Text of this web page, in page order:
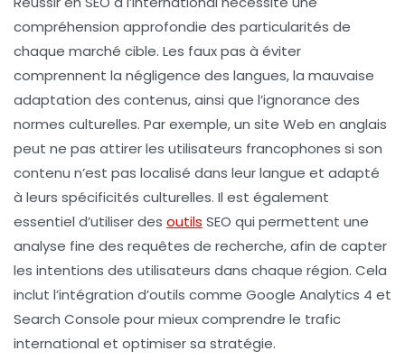
compréhension approfondie des particularités de
chaque marché cible. Les faux pas à éviter
comprennent la négligence des langues, la mauvaise
adaptation des contenus, ainsi que l’ignorance des
normes culturelles. Par exemple, un site Web en anglais
peut ne pas attirer les utilisateurs francophones si son
contenu n’est pas localisé dans leur langue et adapté
à leurs spécificités culturelles. Il est également
essentiel d’utiliser des outils SEO qui permettent une
analyse fine des requêtes de recherche, afin de capter
les intentions des utilisateurs dans chaque région. Cela
inclut l’intégration d’outils comme Google Analytics 4 et
Search Console pour mieux comprendre le trafic
international et optimiser sa stratégie.